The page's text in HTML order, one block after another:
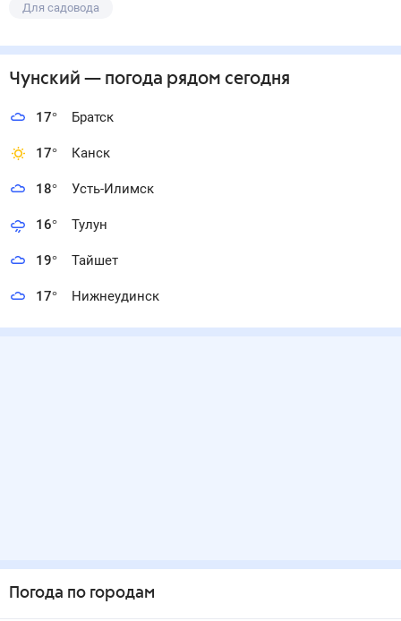
Для садовода
Чунский — погода рядом сегодня
17° Братск
17° Канск
18° Усть-Илимск
16° Тулун
19° Тайшет
17° Нижнеудинск
Погода по городам